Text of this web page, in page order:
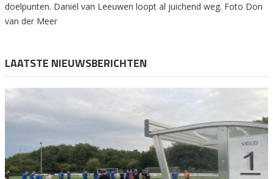
doelpunten. Daniël van Leeuwen loopt al juichend weg. Foto Don
van der Meer
LAATSTE NIEUWSBERICHTEN